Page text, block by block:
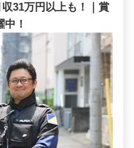
31万円以上も！｜賞
！